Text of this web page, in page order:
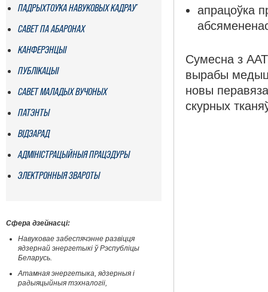
ПАДРЫХТОЎКА НАВУКОВЫХ КАДРАЎ
САВЕТ ПА АБАРОНАХ
КАНФЕРЭНЦЫІ
ПУБЛІКАЦЫІ
САВЕТ МАЛАДЫХ ВУЧОНЫХ
ПАТЭНТЫ
ВІДЭАРАД
АДМІНІСТРАЦЫЙНЫЯ ПРАЦЭДУРЫ
ЭЛЕКТРОННЫЯ ЗВАРОТЫ
Сфера дзейнасці:
Навуковае забеспячэнне развіцця
ядзернай энергетыкі ў Рэспубліцы
Беларусь.
Атамная энергетыка, ядзерныя і
радыяцыйныя тэхналогіі,
апрацоўка
Сумесна з ААТ
вырабы
новы
скурных